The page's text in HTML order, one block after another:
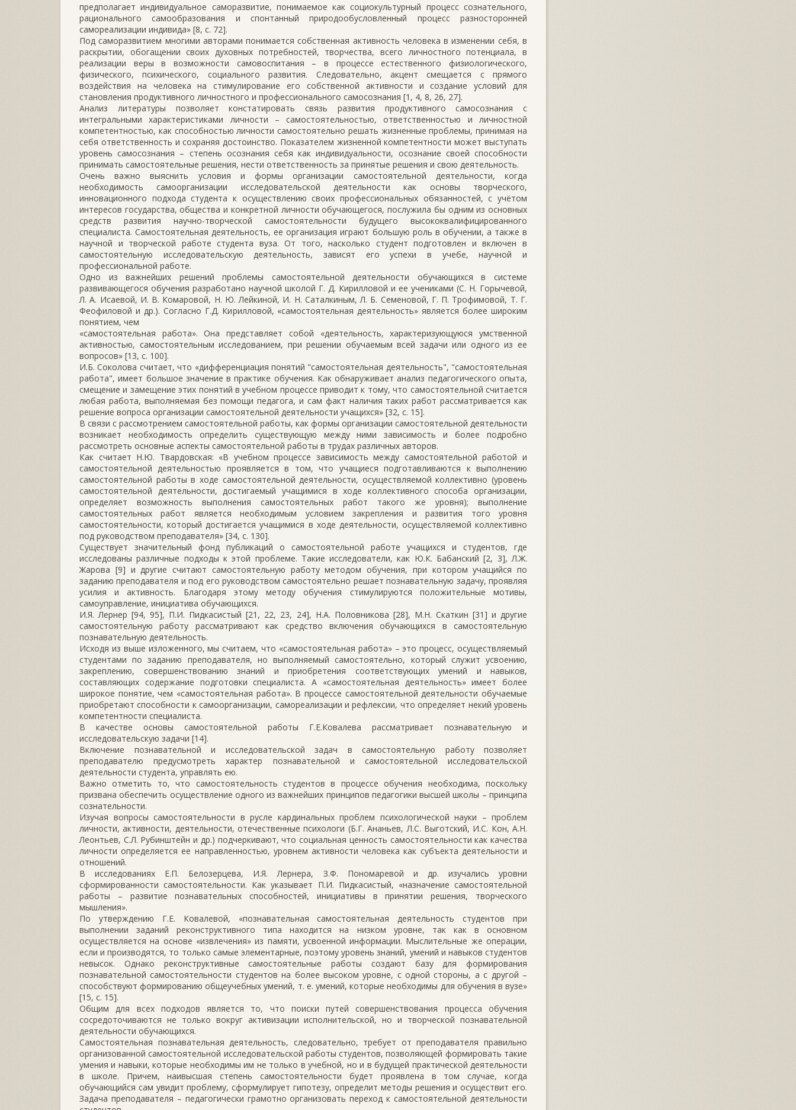
предполагает индивидуальное саморазвитие, понимаемое как социокультурный процесс сознательного,
рационального самообразования и спонтанный природообусловленный процесс разносторонней
самореализации индивида» [8, с. 72].
Под саморазвитием многими авторами понимается собственная активность человека в изменении себя, в
раскрытии, обогащении своих духовных потребностей, творчества, всего личностного потенциала, в
реализации веры в возможности самовоспитания – в процессе естественного физиологического,
физического, психического, социального развития. Следовательно, акцент смещается с прямого
воздействия на человека на стимулирование его собственной активности и создание условий для
становления продуктивного личностного и профессионального самосознания [1, 4, 8, 26, 27].
Анализ литературы позволяет констатировать связь развития продуктивного самосознания с
интегральными характеристиками личности – самостоятельностью, ответственностью и личностной
компетентностью, как способностью личности самостоятельно решать жизненные проблемы, принимая на
себя ответственность и сохраняя достоинство. Показателем жизненной компетентности может выступать
уровень самосознания – степень осознания себя как индивидуальности, осознание своей способности
принимать самостоятельные решения, нести ответственность за принятые решения и свою деятельность.
Очень важно выяснить условия и формы организации самостоятельной деятельности, когда
необходимость самоорганизации исследовательской деятельности как основы творческого,
инновационного подхода студента к осуществлению своих профессиональных обязанностей, с учётом
интересов государства, общества и конкретной личности обучающегося, послужила бы одним из основных
средств развития научно-творческой самостоятельности будущего высококвалифицированного
специалиста. Самостоятельная деятельность, ее организация играют большую роль в обучении, а также в
научной и творческой работе студента вуза. От того, насколько студент подготовлен и включен в
самостоятельную исследовательскую деятельность, зависят его успехи в учебе, научной и
профессиональной работе.
Одно из важнейших решений проблемы самостоятельной деятельности обучающихся в системе
развивающегося обучения разработано научной школой Г. Д. Кирилловой и ее учениками (С. Н. Горычевой,
Л. А. Исаевой, И. В. Комаровой, Н. Ю. Лейкиной, И. Н. Саталкиным, Л. Б. Семеновой, Г. П. Трофимовой, Т. Г.
Феофиловой и др.). Согласно Г.Д. Кирилловой, «самостоятельная деятельность» является более широким
понятием, чем
«самостоятельная работа». Она представляет собой «деятельность, характеризующуюся умственной
активностью, самостоятельным исследованием, при решении обучаемым всей задачи или одного из ее
вопросов» [13, с. 100].
И.Б. Соколова считает, что «дифференциация понятий "самостоятельная деятельность", "самостоятельная
работа", имеет большое значение в практике обучения. Как обнаруживает анализ педагогического опыта,
смещение и замещение этих понятий в учебном процессе приводит к тому, что самостоятельной считается
любая работа, выполняемая без помощи педагога, и сам факт наличия таких работ рассматривается как
решение вопроса организации самостоятельной деятельности учащихся» [32, с. 15].
В связи с рассмотрением самостоятельной работы, как формы организации самостоятельной деятельности
возникает необходимость определить существующую между ними зависимость и более подробно
рассмотреть основные аспекты самостоятельной работы в трудах различных авторов.
Как считает Н.Ю. Твардовская: «В учебном процессе зависимость между самостоятельной работой и
самостоятельной деятельностью проявляется в том, что учащиеся подготавливаются к выполнению
самостоятельной работы в ходе самостоятельной деятельности, осуществляемой коллективно (уровень
самостоятельной деятельности, достигаемый учащимися в ходе коллективного способа организации,
определяет возможность выполнения самостоятельных работ такого же уровня); выполнение
самостоятельных работ является необходимым условием закрепления и развития того уровня
самостоятельности, который достигается учащимися в ходе деятельности, осуществляемой коллективно
под руководством преподавателя» [34, с. 130].
Существует значительный фонд публикаций о самостоятельной работе учащихся и студентов, где
исследованы различные подходы к этой проблеме. Такие исследователи, как Ю.К. Бабанский [2, 3], Л.Ж.
Жарова [9] и другие считают самостоятельную работу методом обучения, при котором учащийся по
заданию преподавателя и под его руководством самостоятельно решает познавательную задачу, проявляя
усилия и активность. Благодаря этому методу обучения стимулируются положительные мотивы,
самоуправление, инициатива обучающихся.
И.Я. Лернер [94, 95], П.И. Пидкасистый [21, 22, 23, 24], Н.А. Половникова [28], М.Н. Скаткин [31] и другие
самостоятельную работу рассматривают как средство включения обучающихся в самостоятельную
познавательную деятельность.
Исходя из выше изложенного, мы считаем, что «самостоятельная работа» – это процесс, осуществляемый
студентами по заданию преподавателя, но выполняемый самостоятельно, который служит усвоению,
закреплению, совершенствованию знаний и приобретения соответствующих умений и навыков,
составляющих содержание подготовки специалиста. А «самостоятельная деятельность» имеет более
широкое понятие, чем «самостоятельная работа». В процессе самостоятельной деятельности обучаемые
приобретают способности к самоорганизации, самореализации и рефлексии, что определяет некий уровень
компетентности специалиста.
В качестве основы самостоятельной работы Г.Е.Ковалева рассматривает познавательную и
исследовательскую задачи [14].
Включение познавательной и исследовательской задач в самостоятельную работу позволяет
преподавателю предусмотреть характер познавательной и самостоятельной исследовательской
деятельности студента, управлять ею.
Важно отметить то, что самостоятельность студентов в процессе обучения необходима, поскольку
призвана обеспечить осуществление одного из важнейших принципов педагогики высшей школы – принципа
сознательности.
Изучая вопросы самостоятельности в русле кардинальных проблем психологической науки – проблем
личности, активности, деятельности, отечественные психологи (Б.Г. Ананьев, Л.С. Выготский, И.С. Кон, А.Н.
Леонтьев, С.Л. Рубинштейн и др.) подчеркивают, что социальная ценность самостоятельности как качества
личности определяется ее направленностью, уровнем активности человека как субъекта деятельности и
отношений.
В исследованиях Е.П. Белозерцева, И.Я. Лернера, З.Ф. Пономаревой и др. изучались уровни
сформированности самостоятельности. Как указывает П.И. Пидкасистый, «назначение самостоятельной
работы – развитие познавательных способностей, инициативы в принятии решения, творческого
мышления».
По утверждению Г.Е. Ковалевой, «познавательная самостоятельная деятельность студентов при
выполнении заданий реконструктивного типа находится на низком уровне, так как в основном
осуществляется на основе «извлечения» из памяти, усвоенной информации. Мыслительные же операции,
если и производятся, то только самые элементарные, поэтому уровень знаний, умений и навыков студентов
невысок. Однако реконструктивные самостоятельные работы создают базу для формирования
познавательной самостоятельности студентов на более высоком уровне, с одной стороны, а с другой –
способствуют формированию общеучебных умений, т. е. умений, которые необходимы для обучения в вузе»
[15, с. 15].
Общим для всех подходов является то, что поиски путей совершенствования процесса обучения
сосредоточиваются не только вокруг активизации исполнительской, но и творческой познавательной
деятельности обучающихся.
Самостоятельная познавательная деятельность, следовательно, требует от преподавателя правильно
организованной самостоятельной исследовательской работы студентов, позволяющей формировать такие
умения и навыки, которые необходимы им не только в учебной, но и в будущей практической деятельности
в школе. Причем, наивысшая степень самостоятельности будет проявлена в том случае, когда
обучающийся сам увидит проблему, сформулирует гипотезу, определит методы решения и осуществит его.
Задача преподавателя – педагогически грамотно организовать переход к самостоятельной деятельности